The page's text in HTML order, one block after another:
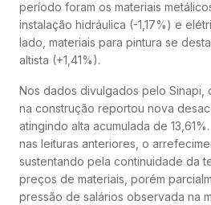
período foram os materiais
instalação hidráulica (-1,17%) e
lado, materiais para pintura se
altista (+1,41%).
Nos dados divulgados pelo
na construção reportou nova
atingindo alta acumulada de
nas leituras anteriores, o
sustentando pela continuidade da
preços de materiais, porém
pressão de salários observada na